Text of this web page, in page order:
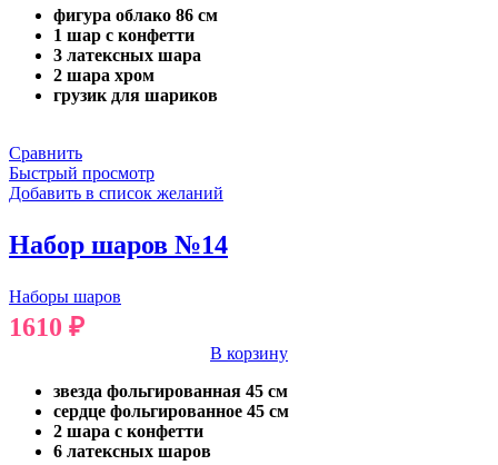
фигура облако 86 см
1 шар с конфетти
3 латексных шара
2 шара хром
грузик для шариков
Сравнить
Быстрый просмотр
Добавить в список желаний
Набор шаров №14
Наборы шаров
1610 ₽
В корзину
звезда фольгированная 45 см
сердце фольгированное 45 см
2 шара с конфетти
6 латексных шаров